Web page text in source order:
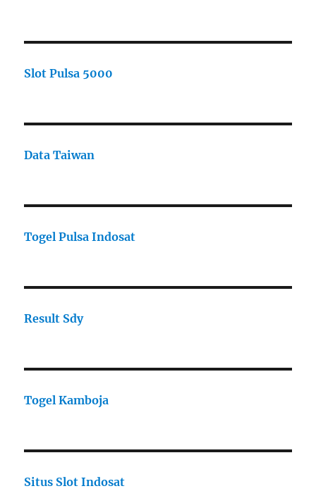
Slot Pulsa 5000
Data Taiwan
Togel Pulsa Indosat
Result Sdy
Togel Kamboja
Situs Slot Indosat